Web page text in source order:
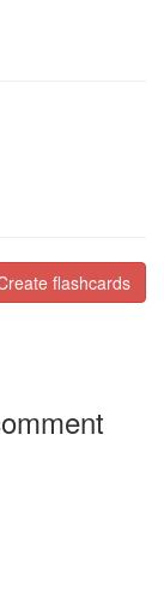
flashcards